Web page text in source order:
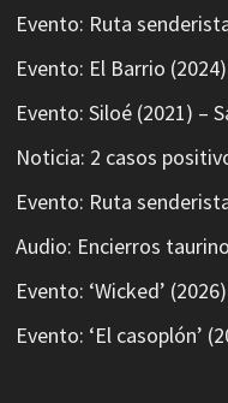
Evento: Ruta
Evento: El Barrio
Evento: Siloé (2021) –
Noticia: 2 casos
Evento: Ruta
Audio: Encierros
Evento: ‘Wicked’
Evento: ‘El casoplón’